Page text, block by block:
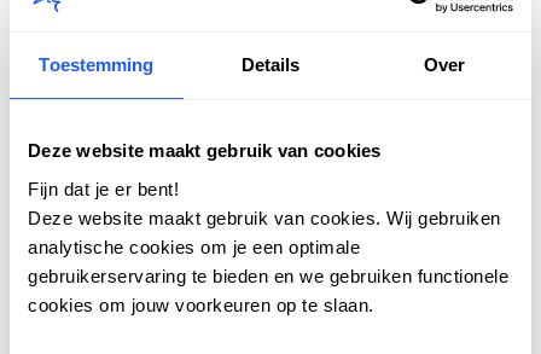
Toestemming Details Over
Deze website maakt gebruik van cookies
Fijn dat je er bent!
Deze website maakt gebruik van cookies. Wij gebruiken
analytische cookies om je een optimale
gebruikerservaring te bieden en we gebruiken functionele
cookies om jouw voorkeuren op te slaan.
opent automatisch de juiste klantkaart – mét de
antwoorden uit de geïntegreerde kennisbank
actuele stuurinformatie zie je hoe je team
presteert en waar nog winst te behalen valt.
Zo maak je elke dag je werk een beetje